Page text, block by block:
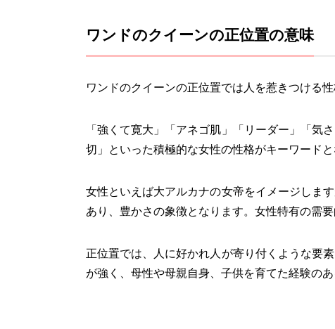
ワンドのクイーンの正位置の意味
ワンドのクイーンの正位置では人を惹きつける性
「強くて寛大」「アネゴ肌」「リーダー」「気
切」といった積極的な女性の性格がキーワードと
女性といえば大アルカナの女帝をイメージしま
あり、豊かさの象徴となります。女性特有の需要
正位置では、人に好かれ人が寄り付くような要
が強く、母性や母親自身、子供を育てた経験のあ